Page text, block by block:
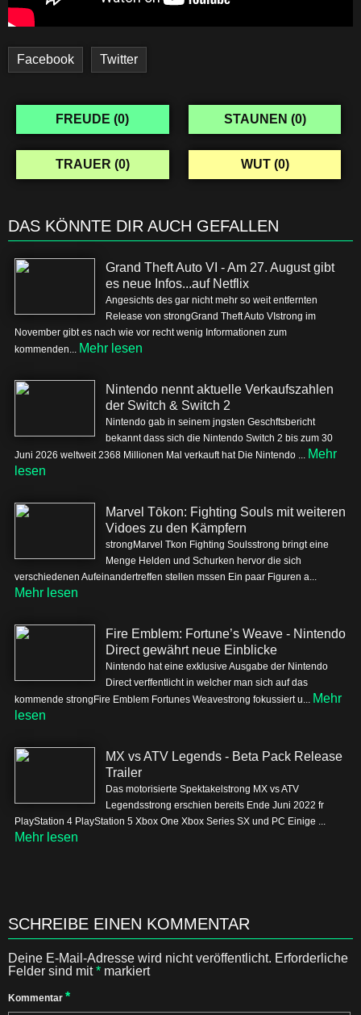
Facebook Twitter
FREUDE (0) STAUNEN (0)
TRAUER (0) WUT (0)
DAS KÖNNTE DIR AUCH GEFALLEN
Grand Theft Auto VI - Am 27. August gibt
es neue Infos...auf Netflix
Angesichts des gar nicht mehr so weit entfernten
Release von strongGrand Theft Auto VIstrong im
November gibt es nach wie vor recht wenig Informationen zum
kommenden... Mehr lesen
Nintendo nennt aktuelle Verkaufszahlen
der Switch & Switch 2
Nintendo gab in seinem jngsten Geschftsbericht
bekannt dass sich die Nintendo Switch 2 bis zum 30
Juni 2026 weltweit 2368 Millionen Mal verkauft hat Die Nintendo ... Mehr
lesen
Marvel Tōkon: Fighting Souls mit weiteren
Vidoes zu den Kämpfern
strongMarvel Tkon Fighting Soulsstrong bringt eine
Menge Helden und Schurken hervor die sich
verschiedenen Aufeinandertreffen stellen mssen Ein paar Figuren a...
Mehr lesen
Fire Emblem: Fortune’s Weave - Nintendo
Direct gewährt neue Einblicke
Nintendo hat eine exklusive Ausgabe der Nintendo
Direct verffentlicht in welcher man sich auf das
kommende strongFire Emblem Fortunes Weavestrong fokussiert u... Mehr
lesen
MX vs ATV Legends - Beta Pack Release
Trailer
Das motorisierte Spektakelstrong MX vs ATV
Legendsstrong erschien bereits Ende Juni 2022 fr
PlayStation 4 PlayStation 5 Xbox One Xbox Series SX und PC Einige ...
Mehr lesen
SCHREIBE EINEN KOMMENTAR
Deine E-Mail-Adresse wird nicht veröffentlicht. Erforderliche
Felder sind mit* markiert
Kommentar *